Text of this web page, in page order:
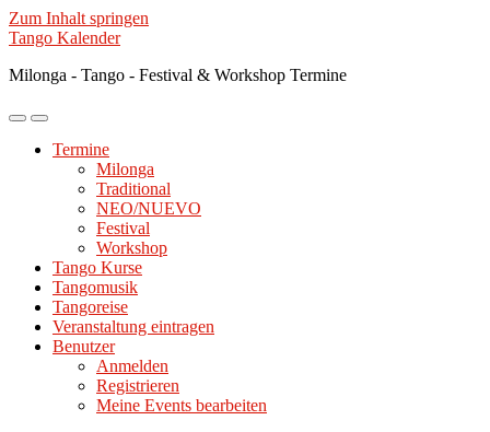
Zum Inhalt springen
Tango Kalender
Milonga - Tango - Festival & Workshop Termine
Mobile-
ein-/ausblenden
Suchfeld
ein-/ausblenden
Termine
Milonga
Traditional
NEO/NUEVO
Festival
Workshop
Tango Kurse
Tangomusik
Tangoreise
Veranstaltung eintragen
Benutzer
Anmelden
Registrieren
Meine Events bearbeiten